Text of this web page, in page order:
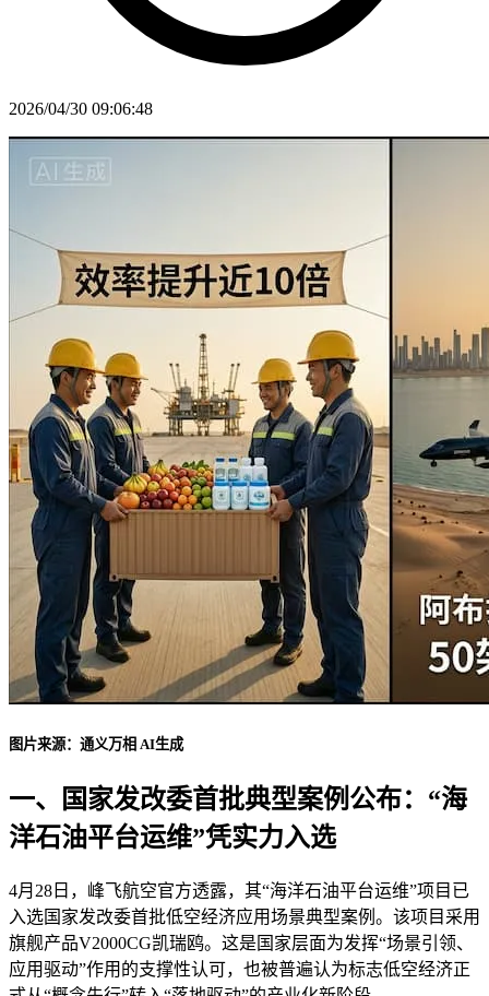
2026/04/30 09:06:48
图片来源：通义万相 AI生成
一、国家发改委首批典型案例公布：“海
洋石油平台运维”凭实力入选
4月28日，峰飞航空官方透露，其“海洋石油平台运维”项目已
入选国家发改委首批低空经济应用场景典型案例。该项目采用
旗舰产品V2000CG凯瑞鸥。这是国家层面为发挥“场景引领、
应用驱动”作用的支撑性认可，也被普遍认为标志低空经济正